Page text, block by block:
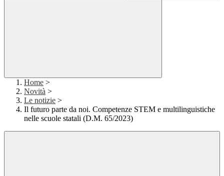
Home >
Novità >
Le notizie >
Il futuro parte da noi. Competenze STEM e multilinguistiche
nelle scuole statali (D.M. 65/2023)